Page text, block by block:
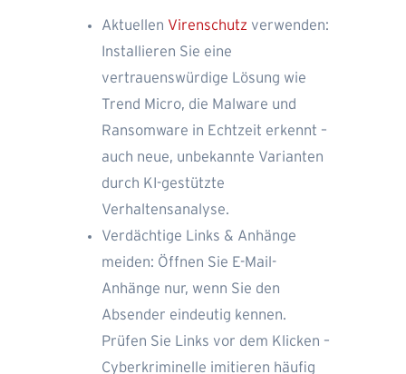
Aktuellen Virenschutz verwenden:
Installieren Sie eine
vertrauenswürdige Lösung wie
Trend Micro, die Malware und
Ransomware in Echtzeit erkennt –
auch neue, unbekannte Varianten
durch KI-gestützte
Verhaltensanalyse.
Verdächtige Links & Anhänge
meiden: Öffnen Sie E-Mail-
Anhänge nur, wenn Sie den
Absender eindeutig kennen.
Prüfen Sie Links vor dem Klicken –
Cyberkriminelle imitieren häufig